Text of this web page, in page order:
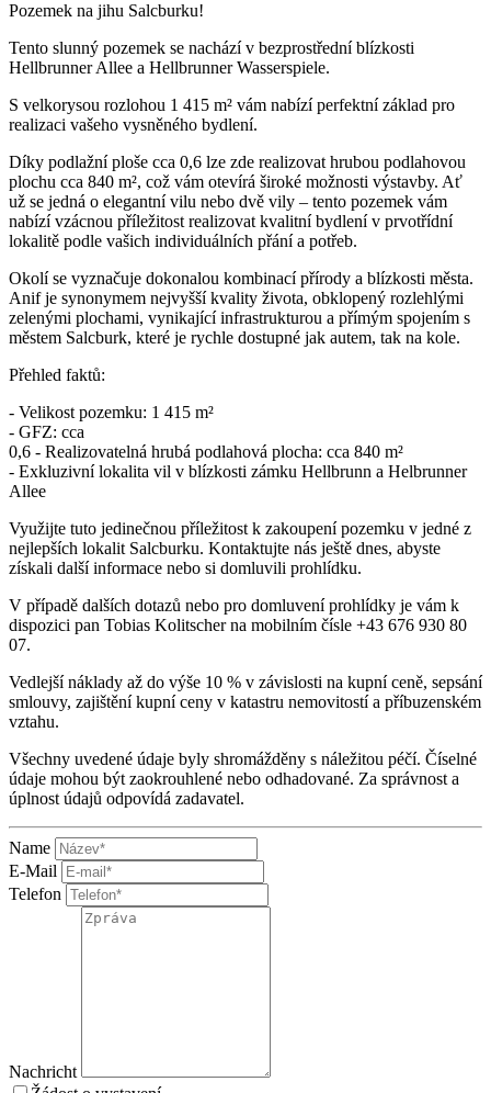
Pozemek na jihu Salcburku!
Tento slunný pozemek se nachází v bezprostřední blízkosti
Hellbrunner Allee a Hellbrunner Wasserspiele.
S velkorysou rozlohou 1 415 m² vám nabízí perfektní základ pro
realizaci vašeho vysněného bydlení.
Díky podlažní ploše cca 0,6 lze zde realizovat hrubou podlahovou
plochu cca 840 m², což vám otevírá široké možnosti výstavby. Ať
už se jedná o elegantní vilu nebo dvě vily – tento pozemek vám
nabízí vzácnou příležitost realizovat kvalitní bydlení v prvotřídní
lokalitě podle vašich individuálních přání a potřeb.
Okolí se vyznačuje dokonalou kombinací přírody a blízkosti města.
Anif je synonymem nejvyšší kvality života, obklopený rozlehlými
zelenými plochami, vynikající infrastrukturou a přímým spojením s
městem Salcburk, které je rychle dostupné jak autem, tak na kole.
Přehled faktů:
- Velikost pozemku: 1 415 m²
- GFZ: cca
0,6 - Realizovatelná hrubá podlahová plocha: cca 840 m²
- Exkluzivní lokalita vil v blízkosti zámku Hellbrunn a Helbrunner
Allee
Využijte tuto jedinečnou příležitost k zakoupení pozemku v jedné z
nejlepších lokalit Salcburku. Kontaktujte nás ještě dnes, abyste
získali další informace nebo si domluvili prohlídku.
V případě dalších dotazů nebo pro domluvení prohlídky je vám k
dispozici pan Tobias Kolitscher na mobilním čísle +43 676 930 80
07.
Vedlejší náklady až do výše 10 % v závislosti na kupní ceně, sepsání
smlouvy, zajištění kupní ceny v katastru nemovitostí a příbuzenském
vztahu.
Všechny uvedené údaje byly shromážděny s náležitou péčí. Číselné
údaje mohou být zaokrouhlené nebo odhadované. Za správnost a
úplnost údajů odpovídá zadavatel.
Name
E-Mail
Telefon
Nachricht